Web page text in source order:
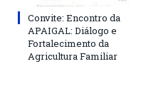
Convite: Encontro da
APAIGAL: Diálogo e
Fortalecimento da
Agricultura Familiar